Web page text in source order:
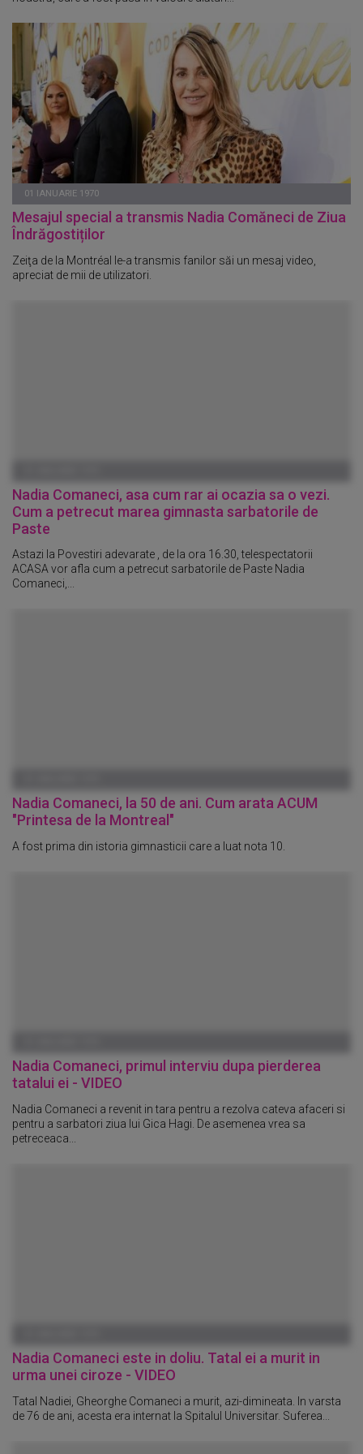
01 IANUARIE 1970
Mesajul special a transmis Nadia Comăneci de Ziua
Îndrăgostiților
Zeiţa de la Montréal le-a transmis fanilor săi un mesaj video,
apreciat de mii de utilizatori.
Nadia Comaneci, asa cum rar ai ocazia sa o vezi.
Cum a petrecut marea gimnasta sarbatorile de
Paste
Astazi la Povestiri adevarate , de la ora 16.30, telespectatorii
ACASA vor afla cum a petrecut sarbatorile de Paste Nadia
Comaneci,...
Nadia Comaneci, la 50 de ani. Cum arata ACUM
"Printesa de la Montreal"
A fost prima din istoria gimnasticii care a luat nota 10.
Nadia Comaneci, primul interviu dupa pierderea
tatalui ei - VIDEO
Nadia Comaneci a revenit in tara pentru a rezolva cateva afaceri si
pentru a sarbatori ziua lui Gica Hagi. De asemenea vrea sa
petreceaca...
Nadia Comaneci este in doliu. Tatal ei a murit in
urma unei ciroze - VIDEO
Tatal Nadiei, Gheorghe Comaneci a murit, azi-dimineata. In varsta
de 76 de ani, acesta era internat la Spitalul Universitar. Suferea...